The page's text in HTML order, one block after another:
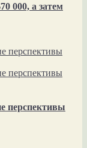
000, а затем
перспективы